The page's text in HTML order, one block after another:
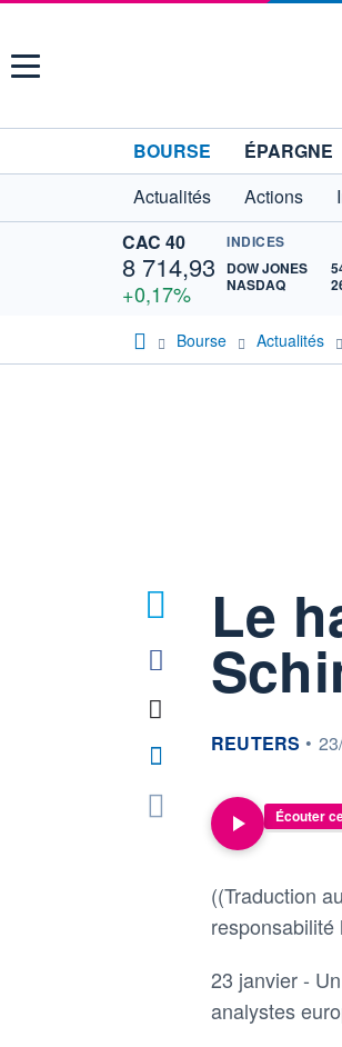
Menu
BOURSE ÉPARGNE
Actualités
Actions
CAC 40
8 714,93
+0,17%
INDICES
DOW JONES
NASDAQ
Bourse Actualités
Le
information
REUTERS •
Écouter
((Traduction
23 janvier -
analystes